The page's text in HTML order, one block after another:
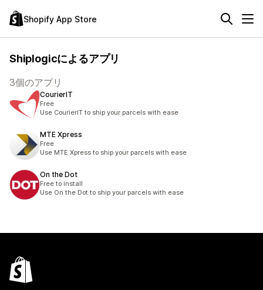
Shopify App Store
Shiplogicによるアプリ
3個のアプリ
CourierIT
Free
Use CourierIT to ship your parcels with ease
MTE Xpress
Free
Use MTE Xpress to ship your parcels with ease
On the Dot
Free to install
Use On the Dot to ship your parcels with ease